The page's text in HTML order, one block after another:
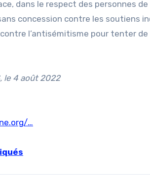
dans le respect des personnes
concession contre les soutiens
l’antisémitisme pour tenter
le 4 août 2022
…